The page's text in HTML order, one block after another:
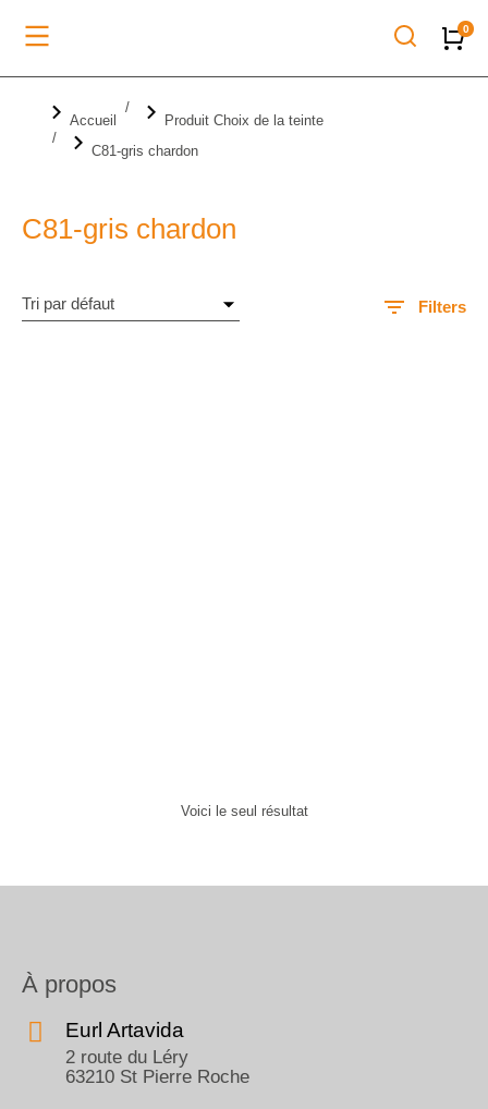
Vous êtes ici :
Accueil
Produit Choix de la teinte
C81-gris chardon
C81-gris chardon
Filters
Voici le seul résultat
À propos
Eurl Artavida
2 route du Léry
63210 St Pierre Roche